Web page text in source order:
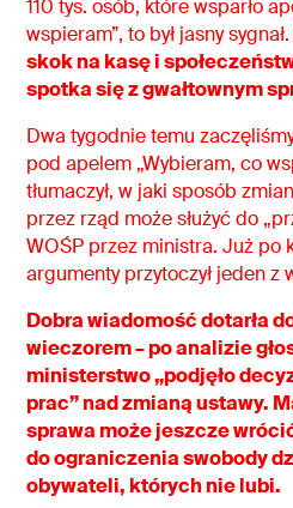
110 tys. osób, które wsparło
wspieram”, to był jasny sygnał.
skok na kasę i
spotka się z gwałtownym
Dwa tygodnie temu
pod apelem „Wybieram, co
tłumaczył, w jaki sposób
przez rząd może służyć do
WOŚP przez ministra. Już po
argumenty przytoczył jeden z
Dobra wiadomość dotarła
wieczorem – po analizie
ministerstwo „podjęło
prac” nad zmianą ustawy.
sprawa może jeszcze
do ograniczenia swobody
obywateli, których nie lubi.